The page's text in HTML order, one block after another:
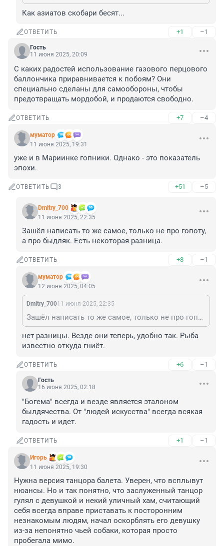
Как азиатов скобари бесят...
ОТВЕТИТЬ +1 –1
Гость
11 июня 2025, 20:09
С каких радостей использование газового перцового
баллончика приравнивается к побоям? Они
специально сделаны для самообороны, чтобы
предотвращать мордобой, и продаются свободно.
ОТВЕТИТЬ +7 –4
муматор
11 июня 2025, 19:31
уже и в Мариинке гопники. Однако - это показатель
эпохи.
ОТВЕТИТЬ 3 +51 –5
Dmitry_700
11 июня 2025, 22:35
Зашёл написать то же самое, только не про гопоту,
а про быдляк. Есть некоторая разница.
ОТВЕТИТЬ +8 –1
муматор
12 июня 2025, 04:05
Dmitry_70011 июня 2025, 22:35
Зашёл написать то же самое, только не про гопоту, а про быдляк. Есть некоторая разница.
нет разницы. Везде они теперь, удобно так. Рыба
известно откуда гниёт.
ОТВЕТИТЬ +6 –1
Гость
16 июня 2025, 02:18
"Богема" всегда и везде является эталоном
былдячества. От "людей искусства" всегда всякая
гадость и идет.
ОТВЕТИТЬ +1 –1
Игoрь
11 июня 2025, 19:30
Нужна версия танцора балета. Уверен, что всплывут
нюансы. Но и так понятно, что заслуженный танцор
гулял с девушкой и некий уличный хам, считающий
себя всегда вправе приставать к посторонним
незнакомым людям, начал оскорблять его девушку
из-за непонятно чьей собаки, которая просто
пробегала мимо.